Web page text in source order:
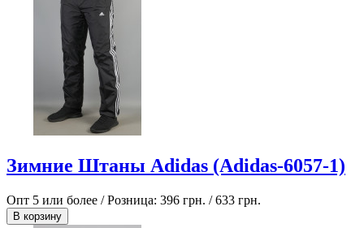
Зимние Штаны Adidas (Adidas-6057-1)
Опт 5 или более / Розница: 396 грн. /633 грн.
В корзину